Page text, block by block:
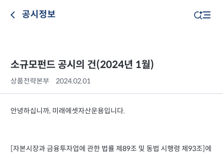
공시정보
소규모펀드 공시의 건(2024년 1월)
상품전략본부 2024.02.01
안녕하십니까, 미래에셋자산운용입니다.
[자본시장과 금융투자업에 관한 법률 제89조 및 동법 시행령 제93조]에